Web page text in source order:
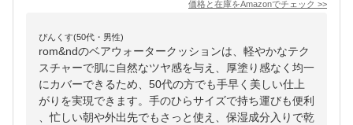
価格と在庫をAmazonでチェック >>
ぴんくす(50代・男性)
rom&ndのベアウォータークッションは、軽やかなテク
スチャーで肌に自然なツヤ感を与え、厚塗り感なく均一
にカバーできるため、50代の方でも手早く美しい仕上
がりを実現できます。手のひらサイズで持ち運びも便利
、忙しい朝や外出先でもさっと使え、保湿成分入りで乾